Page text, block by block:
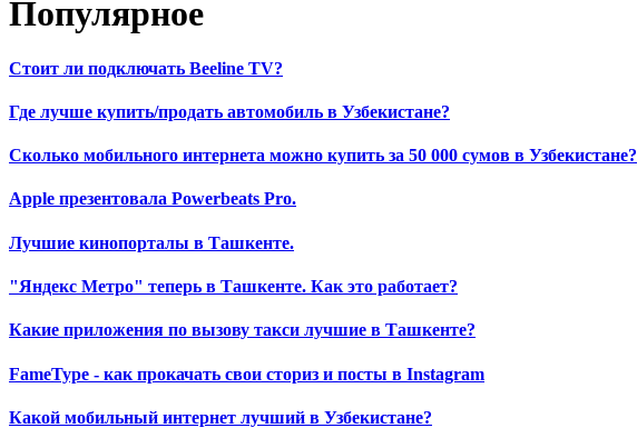
Популярное
Стоит ли подключать Beeline TV?
Где лучше купить/продать автомобиль в Узбекистане?
Сколько мобильного интернета можно купить за 50 000 сумов в Узбекистане?
Apple презентовала Powerbeats Pro.
Лучшие кинопорталы в Ташкенте.
"Яндекс Метро" теперь в Ташкенте. Как это работает?
Какие приложения по вызову такси лучшие в Ташкенте?
FameType - как прокачать свои сториз и посты в Instagram
Какой мобильный интернет лучший в Узбекистане?